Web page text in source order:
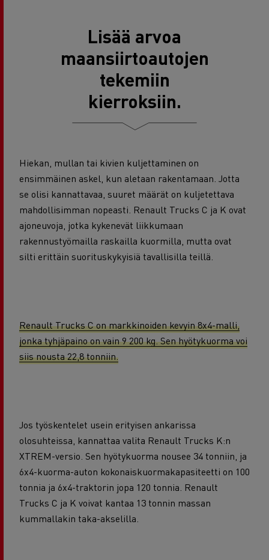
Lisää arvoa
maansiirtoautojen
tekemiin
kierroksiin.
Hiekan, mullan tai kivien kuljettaminen on
ensimmäinen askel, kun aletaan rakentamaan. Jotta
se olisi kannattavaa, suuret määrät on kuljetettava
mahdollisimman nopeasti. Renault Trucks C ja K ovat
ajoneuvoja, jotka kykenevät liikkumaan
rakennustyömailla raskailla kuormilla, mutta ovat
silti erittäin suorituskykyisiä tavallisilla teillä.
Renault Trucks C on markkinoiden kevyin 8x4-malli,
jonka tyhjäpaino on vain 9 200 kg. Sen hyötykuorma voi
siis nousta 22,8 tonniin.
Jos työskentelet usein erityisen ankarissa
olosuhteissa, kannattaa valita Renault Trucks K:n
XTREM-versio. Sen hyötykuorma nousee 34 tonniin, ja
6x4-kuorma-auton kokonaiskuormakapasiteetti on 100
tonnia ja 6x4-traktorin jopa 120 tonnia. Renault
Trucks C ja K voivat kantaa 13 tonnin massan
kummallakin taka-akselilla.